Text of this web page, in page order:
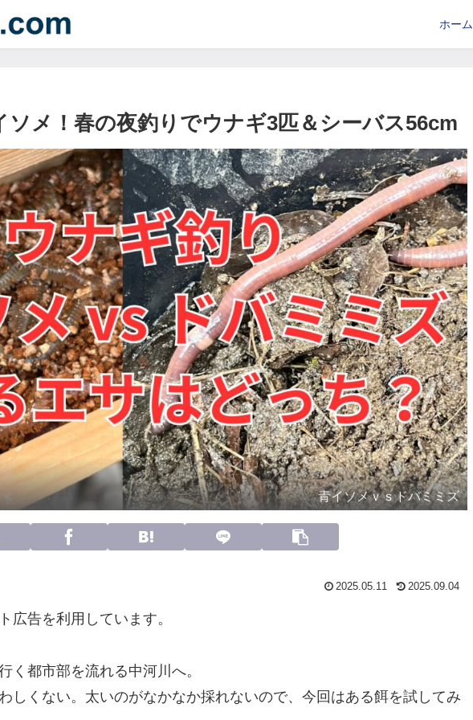
ホーム
ソメ！春の夜釣りでウナギ3匹＆シーバス56cm
青イソメｖｓドバミミズ
2025.05.11 2025.09.04
告を利用しています。
く都市部を流れる中河川へ。
しくない。太いのがなかなか採れないので、今回はある餌を試してみ